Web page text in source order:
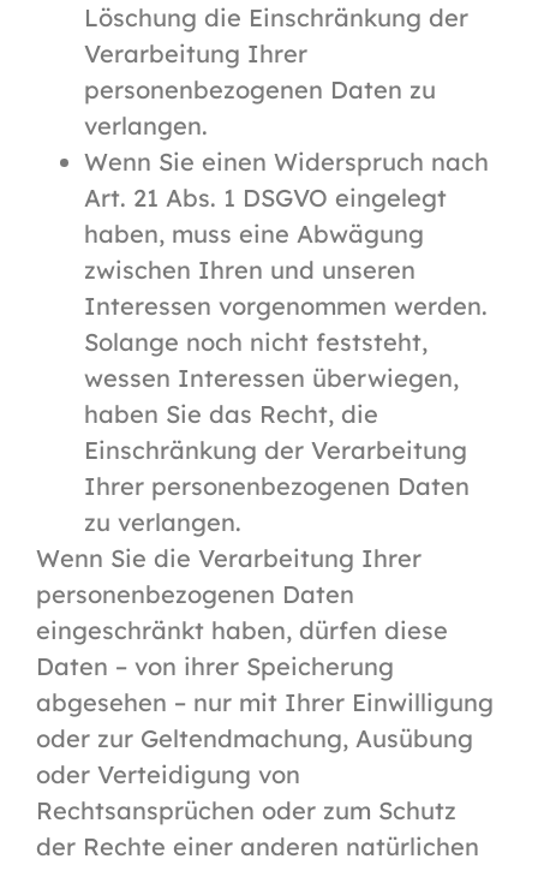
Löschung die Einschränkung der
Verarbeitung Ihrer
personenbezogenen Daten zu
verlangen.
Wenn Sie einen Widerspruch nach
Art. 21 Abs. 1 DSGVO eingelegt
haben, muss eine Abwägung
zwischen Ihren und unseren
Interessen vorgenommen werden.
Solange noch nicht feststeht,
wessen Interessen überwiegen,
haben Sie das Recht, die
Einschränkung der Verarbeitung
Ihrer personenbezogenen Daten
zu verlangen.
Wenn Sie die Verarbeitung Ihrer
personenbezogenen Daten
eingeschränkt haben, dürfen diese
Daten – von ihrer Speicherung
abgesehen – nur mit Ihrer Einwilligung
oder zur Geltendmachung, Ausübung
oder Verteidigung von
Rechtsansprüchen oder zum Schutz
der Rechte einer anderen natürlichen